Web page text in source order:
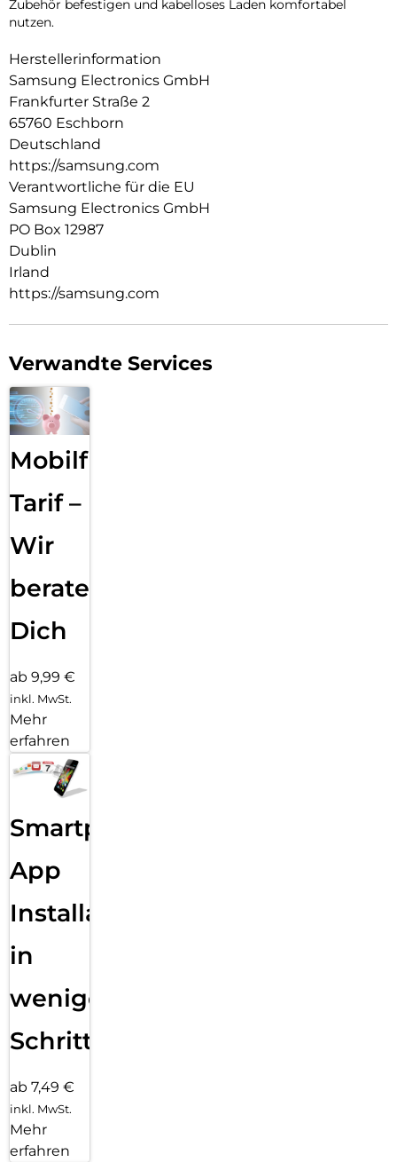
Zubehör befestigen und kabelloses Laden komfortabel
nutzen.
Herstellerinformation
Samsung Electronics GmbH
Frankfurter Straße 2
65760 Eschborn
Deutschland
https://samsung.com
Verantwortliche für die EU
Samsung Electronics GmbH
PO Box 12987
Dublin
Irland
https://samsung.com
Verwandte Services
Mobilfunk
Tarif –
Wir
beraten
Dich
ab 9,99 €
inkl. MwSt.
Mehr
erfahren
Smartphone
App
Installation
in
wenigen
Schritten
ab 7,49 €
inkl. MwSt.
Mehr
erfahren